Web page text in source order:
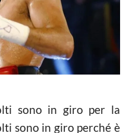
sono in giro per la
sono in giro perché è